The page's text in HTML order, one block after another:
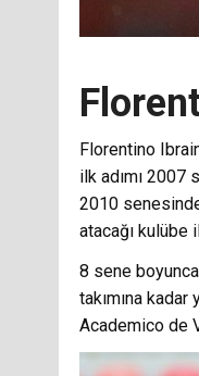
Florentino
ilk adımı 2007
2010
atacağı kulübe
8 sene
takımına
Academico de